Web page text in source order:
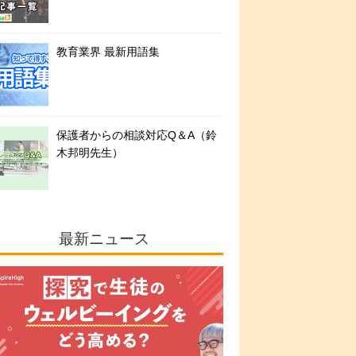
教育業界 最新用語集
保護者からの相談対応Q＆A（鈴
木邦明先生）
最新ニュース